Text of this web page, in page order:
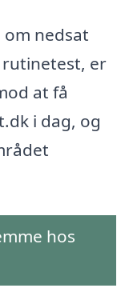
nedsat
er
at få
i dag, og
hos